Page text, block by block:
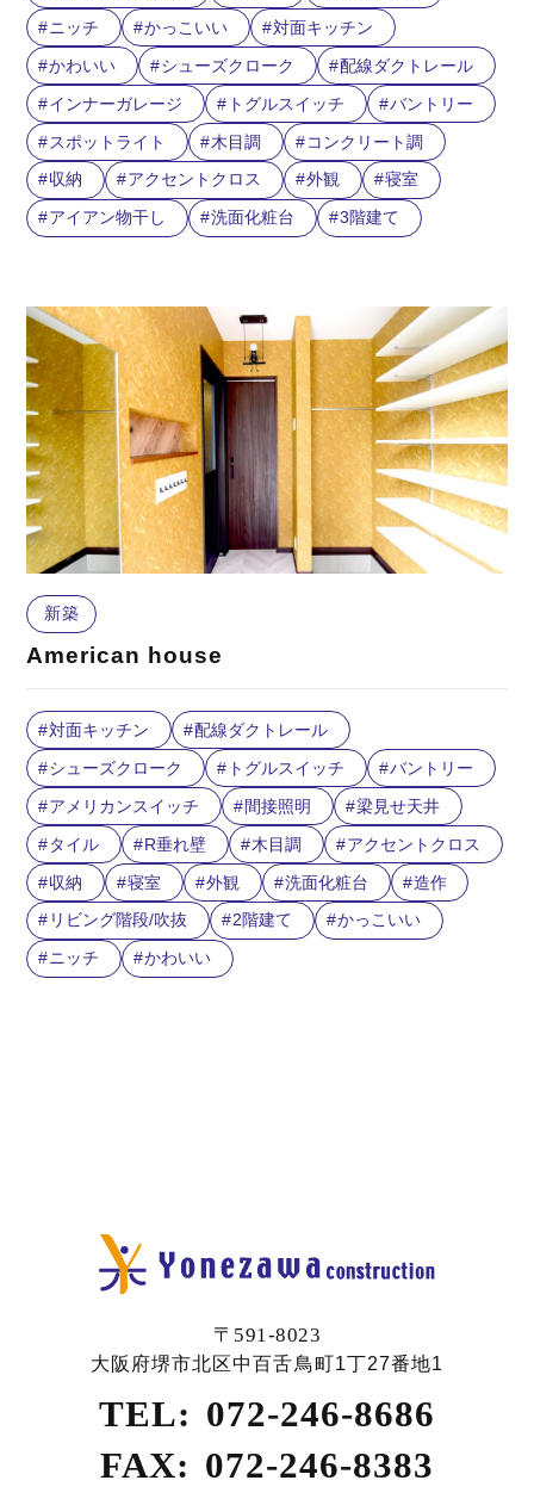
ニッチ
かっこいい
対面キッチン
かわいい
シューズクローク
配線ダクトレール
インナーガレージ
トグルスイッチ
バントリー
スポットライト
木目調
コンクリート調
収納
アクセントクロス 外観
寝室
アイアン物干し
洗面化粧台 3階建て
新築
American house
対面キッチン
配線ダクトレール
シューズクローク
トグルスイッチ
バントリー
アメリカンスイッチ
間接照明
梁見せ天井
タイル
R垂れ壁 木目調
アクセントクロス
収納
寝室 外観 洗面化粧台
造作
リビング階段/吹抜
2階建て
かっこいい
ニッチ
かわいい
〒591-8023
大阪府堺市北区中百舌鳥町1丁27番地1
TEL: 072-246-8686
FAX: 072-246-8383